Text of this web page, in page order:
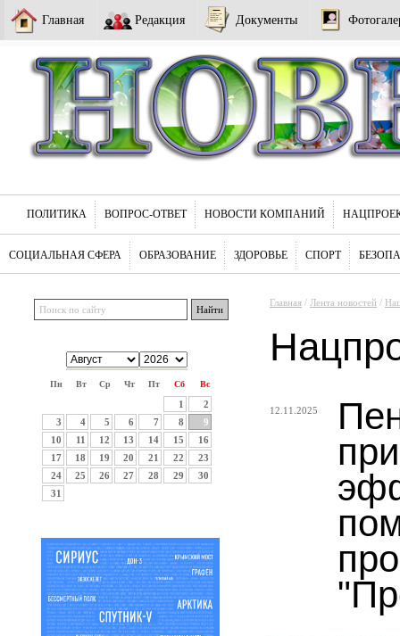
Главная Редакция Документы
ПОЛИТИКА ВОПРОС-ОТВЕТ НОВОСТИ КОМПАНИЙ
СОЦИАЛЬНАЯ СФЕРА ОБРАЗОВАНИЕ ЗДОРОВЬЕ СПОРТ
Пн Вт Ср Чт Пт Сб Вс
1
2
3
4 5 6 7 8
9
10
11 12 13 14 15
16
17
18 19 20 21 22
23
24
25 26 27 28 29
30
31
Главная / Лента новостей /
12.11.2025